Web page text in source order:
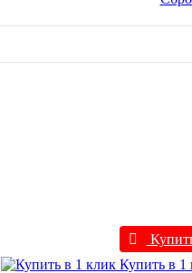
Купить в 1